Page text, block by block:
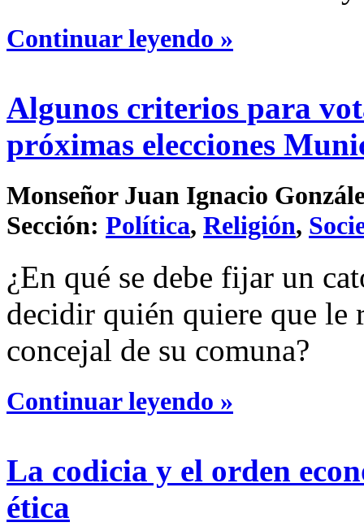
Continuar leyendo »
Algunos criterios para
próximas elecciones
Monseñor Juan Ignacio
Sección: Política, Religión,
¿En qué se debe fijar un
decidir quién quiere que le
concejal de su comuna?
Continuar leyendo »
La codicia y el orden
ética